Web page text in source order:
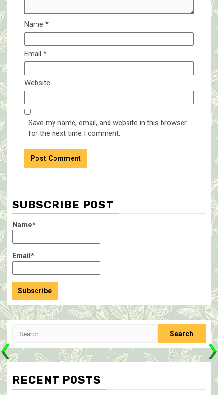
Name *
Email *
Website
Save my name, email, and website in this browser
for the next time I comment.
SUBSCRIBE POST
Name*
Email*
Search
RECENT POSTS